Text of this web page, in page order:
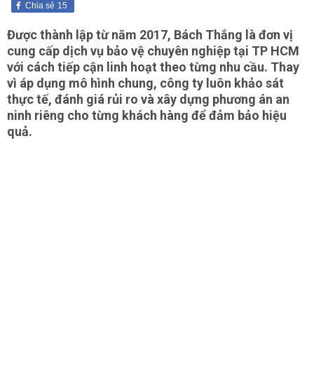
15
Chia sẻ
Được thành lập từ năm 2017, Bách Thắng là đơn vị
cung cấp dịch vụ bảo vệ chuyên nghiệp tại TP HCM
với cách tiếp cận linh hoạt theo từng nhu cầu. Thay
vì áp dụng mô hình chung, công ty luôn khảo sát
thực tế, đánh giá rủi ro và xây dựng phương án an
ninh riêng cho từng khách hàng để đảm bảo hiệu
quả.